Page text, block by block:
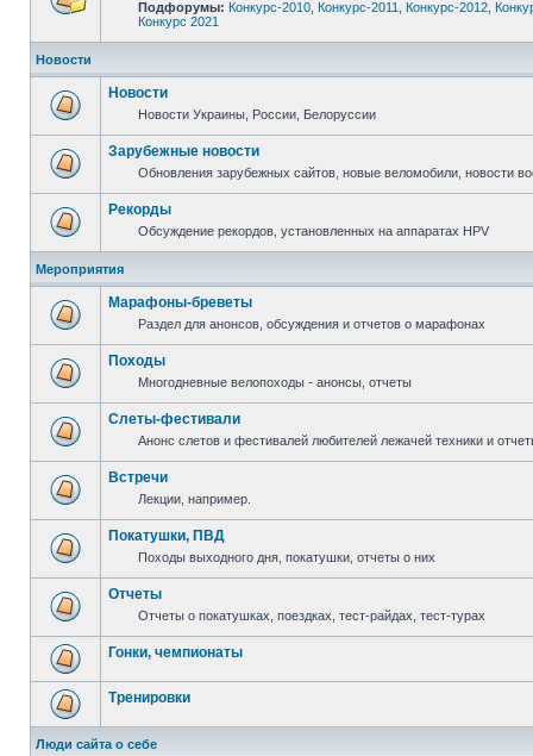
Подфорумы: Конкурс-2010 Конкурс-2011 Конкурс-2012
Конкурс 2021
Новости
Новости
Новости Украины, России, Белоруссии
Зарубежные новости
Обновления зарубежных сайтов, новые веломобили, новости
Рекорды
Обсуждение рекордов, установленных на аппаратах HPV
Мероприятия
Марафоны-бреветы
Раздел для анонсов, обсуждения и отчетов о марафонах
Походы
Многодневные велопоходы - анонсы, отчеты
Слеты-фестивали
Анонс слетов и фестивалей любителей лежачей техники и
Встречи
Лекции, например.
Покатушки, ПВД
Походы выходного дня, покатушки, отчеты о них
Отчеты
Отчеты о покатушках, поездках, тест-райдах, тест-турах
Гонки, чемпионаты
Тренировки
Люди сайта о себе